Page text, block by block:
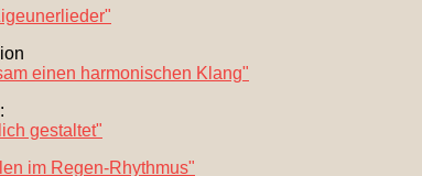
einen harmonischen Klang"
gestaltet"
im Regen-Rhythmus"